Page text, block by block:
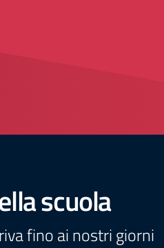
scuola
fino ai nostri giorni